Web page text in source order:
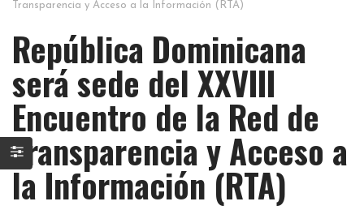
Transparencia y Acceso a la Información (RTA)
República Dominicana
será sede del XXVIII
Encuentro de la Red de
Transparencia y Acceso a
la Información (RTA)